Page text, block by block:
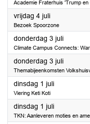
Academie Fraterhuis 'Trump
vrijdag 4 juli2025
Bezoek Spoorzone
donderdag 3 juli2025
Climate Campus Connects:
donderdag 3 juli2025
Themabijeenkomsten
dinsdag 1 juli2025
Viering Keti Koti
dinsdag 1 juli2025
TKN: Aanleveren moties en